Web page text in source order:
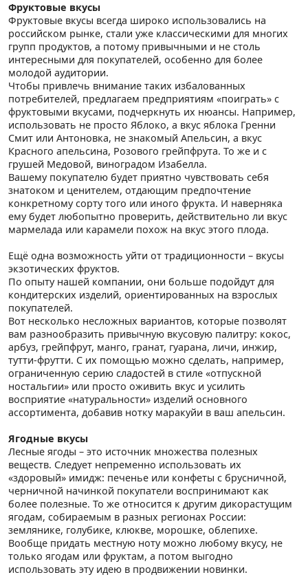
Фруктовые вкусы
Фруктовые вкусы всегда широко использовались на
российском рынке, стали уже классическими для многих
групп продуктов, а потому привычными и не столь
интересными для покупателей, особенно для более
молодой аудитории.
Чтобы привлечь внимание таких избалованных
потребителей, предлагаем предприятиям «поиграть» с
фруктовыми вкусами, подчеркнуть их нюансы. Например,
использовать не просто Яблоко, а вкус яблока Гренни
Смит или Антоновка, не знакомый Апельсин, а вкус
Красного апельсина, Розового грейпфрута. То же и с
грушей Медовой, виноградом Изабелла.
Вашему покупателю будет приятно чувствовать себя
знатоком и ценителем, отдающим предпочтение
конкретному сорту того или иного фрукта. И наверняка
ему будет любопытно проверить, действительно ли вкус
мармелада или карамели похож на вкус этого плода.
Ещё одна возможность уйти от традиционности – вкусы
экзотических фруктов.
По опыту нашей компании, они больше подойдут для
кондитерских изделий, ориентированных на взрослых
покупателей.
Вот несколько несложных вариантов, которые позволят
вам разнообразить привычную вкусовую палитру: кокос,
арбуз, грейпфрут, манго, гранат, гуарана, личи, инжир,
тутти-фрутти. С их помощью можно сделать, например,
ограниченную серию сладостей в стиле «отпускной
ностальгии» или просто оживить вкус и усилить
восприятие «натуральности» изделий основного
ассортимента, добавив нотку маракуйи в ваш апельсин.
Ягодные вкусы
Лесные ягоды – это источник множества полезных
веществ. Следует непременно использовать их
«здоровый» имидж: печенье или конфеты с брусничной,
черничной начинкой покупатели воспринимают как
более полезные. То же относится к другим дикорастущим
ягодам, собираемым в разных регионах России:
землянике, голубике, клюкве, морошке, облепихе.
Вообще придать местную ноту можно любому вкусу, не
только ягодам или фруктам, а потом выгодно
использовать эту идею в продвижении новинки.